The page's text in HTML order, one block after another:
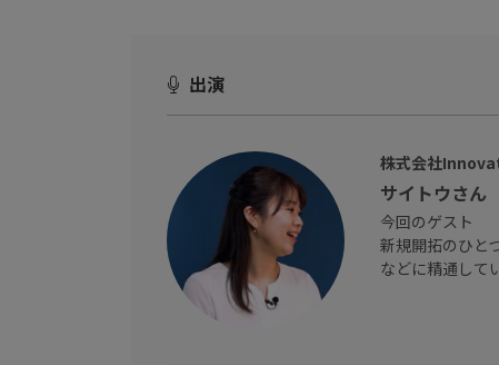
出演
株式会社
サイトウさん
今回のゲスト
新規開拓のひと
などに精通して